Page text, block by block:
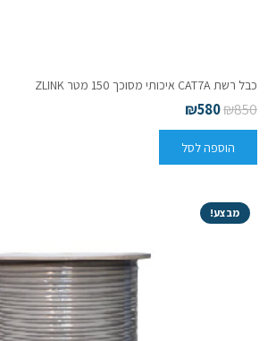
כבל רשת CAT7A איכותי מסוכך 150 מטר ZLINK
₪850
₪580
הוספה לסל
מבצע!